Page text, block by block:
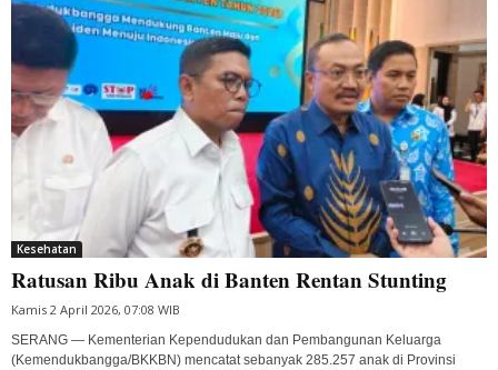
Kesehatan
Ratusan Ribu Anak di Banten Rentan Stunting
Kamis 2 April 2026, 07:08 WIB
SERANG — Kementerian Kependudukan dan Pembangunan Keluarga
(Kemendukbangga/BKKBN) mencatat sebanyak 285.257 anak di Provinsi